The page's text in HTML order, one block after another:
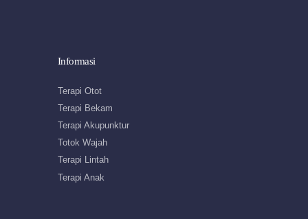
Informasi
Terapi Otot
Terapi Bekam
Terapi Akupunktur
Totok Wajah
Terapi Lintah
Terapi Anak